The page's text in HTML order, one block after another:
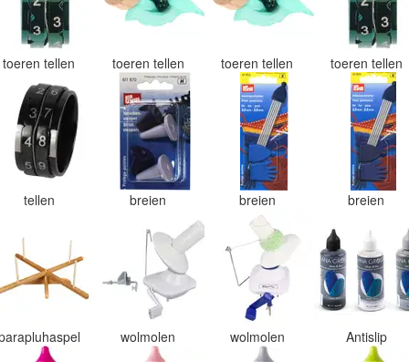
toeren tellen toeren tellen toeren tellen toeren tellen
tellen breien breien breien
wolmolen wolmolen Antislip